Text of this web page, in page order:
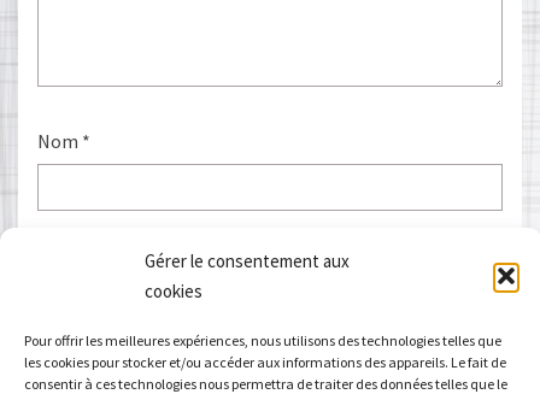
Gérer le consentement aux
cookies
Pour offrir les meilleures expériences, nous utilisons des technologies telles que
les cookies pour stocker et/ou accéder aux informations des appareils. Le fait de
consentir à ces technologies nous permettra de traiter des données telles que le
Nom *
Site web